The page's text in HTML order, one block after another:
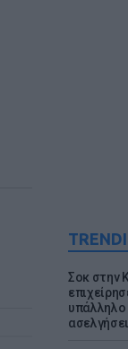
Σοκ στην
υπάλληλο